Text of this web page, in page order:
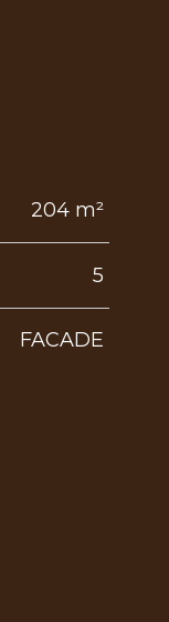
204 m²
5
FACADE